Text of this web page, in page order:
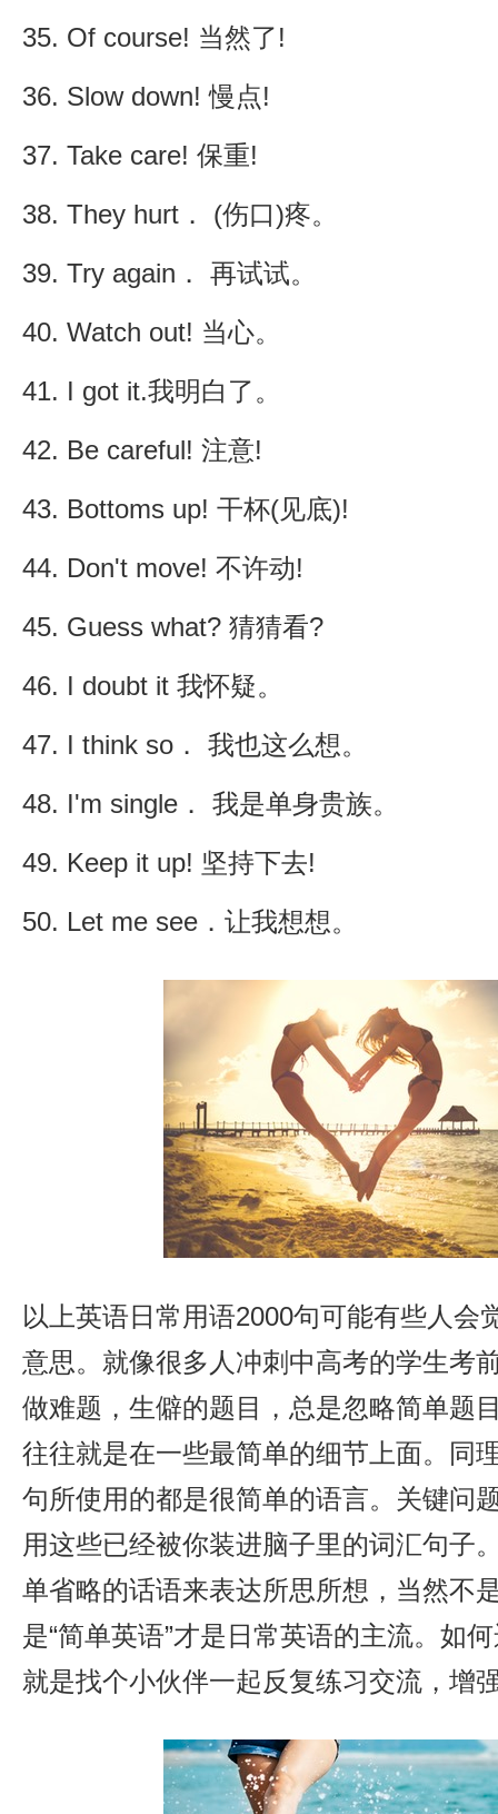
35. Of course! 当然了!
36. Slow down! 慢点!
37. Take care! 保重!
38. They hurt． (伤口)疼。
39. Try again． 再试试。
40. Watch out! 当心。
41. I got it.我明白了。
42. Be careful! 注意!
43. Bottoms up! 干杯(见底)!
44. Don't move! 不许动!
45. Guess what? 猜猜看?
46. I doubt it 我怀疑。
47. I think so． 我也这么想。
48. I'm single． 我是单身贵族。
49. Keep it up! 坚持下去!
50. Let me see．让我想想。
以上英语日常用语2000句可能有些人会
意思。就像很多人冲刺中高考的学生考
做难题，生僻的题目，总是忽略简单题
往往就是在一些最简单的细节上面。同
句所使用的都是很简单的语言。关键问
用这些已经被你装进脑子里的词汇句子
单省略的话语来表达所思所想，当然不
是“简单英语”才是日常英语的主流。如
就是找个小伙伴一起反复练习交流，增